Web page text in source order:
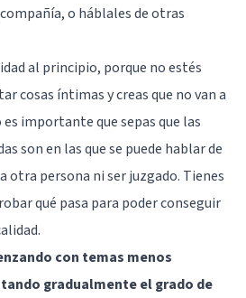
o háblales de otras
al principio, porque no estés
cosas íntimas y creas que no van a
importante que sepas que las
son en las que se puede hablar de
otra persona ni ser juzgado. Tienes
qué pasa para poder conseguir
con temas menos
gradualmente el grado de